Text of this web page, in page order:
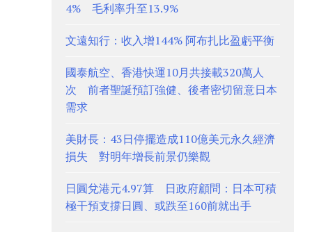
4% 毛利率升至13.9%
文遠知行：收入增144% 阿布扎比盈虧平衡
國泰航空、香港快運10月共接載320萬人
次 前者聖誕預訂強健、後者密切留意日本
需求
美財長：43日停擺造成110億美元永久經濟
損失 對明年增長前景仍樂觀
日圓兌港元4.97算 日政府顧問：日本可積
極干預支撐日圓、或跌至160前就出手